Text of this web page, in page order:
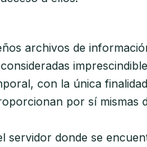
archivos de
con la única
por sí
servidor donde se